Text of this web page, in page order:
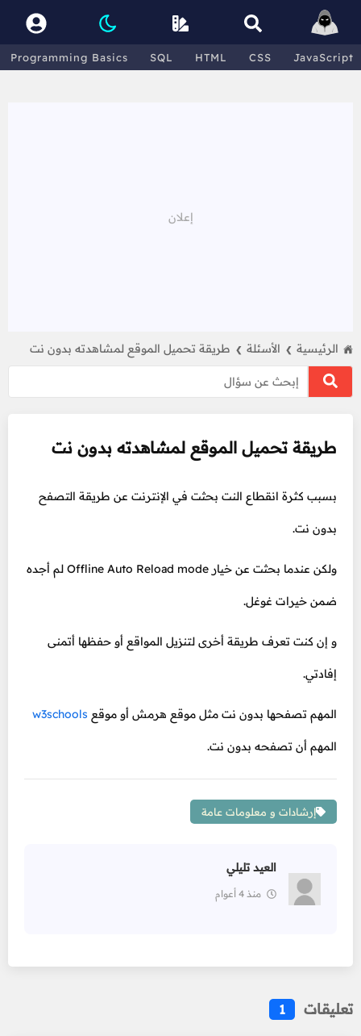
Programming Basics SQL HTML CSS JavaScript
الرئيسية ❯ الأسئلة ❯ طريقة تحميل الموقع لمشاهدته بدون نت
طريقة تحميل الموقع لمشاهدته بدون نت
بسبب كثرة انقطاع النت بحثت في الإنترنت عن طريقة التصفح
بدون نت.
ولكن عندما بحثت عن خيار Offline Auto Reload mode لم أجده
ضمن خيرات غوغل.
و إن كنت تعرف طريقة أخرى لتنزيل المواقع أو حفظها أتمنى
إفادتي.
المهم تصفحها بدون نت مثل موقع هرمش أو موقع w3schools
المهم أن تصفحه بدون نت.
إرشادات و معلومات عامة
العيد تليلي
منذ 4 أعوام
تعليقات 1